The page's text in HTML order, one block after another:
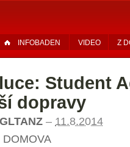
INFOBADEN VIDEO Z
Student
dopravy
– 11.8.2014
DOMOVA